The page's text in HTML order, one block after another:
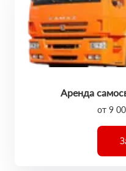
Аренда
от 9